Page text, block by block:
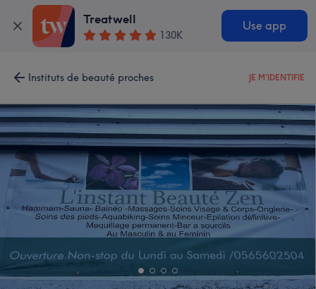
Treatwell
130K
Use app
Instituts de beauté proches JE M'IDENTIFIE